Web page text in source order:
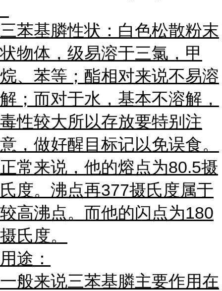
三苯基膦性状：白色松散粉末
状物体，级易溶于三氯，甲
烷、苯等；酯相对来说不易溶
解；而对于水，基本不溶解，
毒性较大所以存放要特别注
意，做好醒目标记以免误食。
正常来说，他的熔点为80.5摄
氏度。沸点再377摄氏度属于
较高沸点。而他的闪点为180
摄氏度。
用途：
一般来说三苯基膦主要作用在